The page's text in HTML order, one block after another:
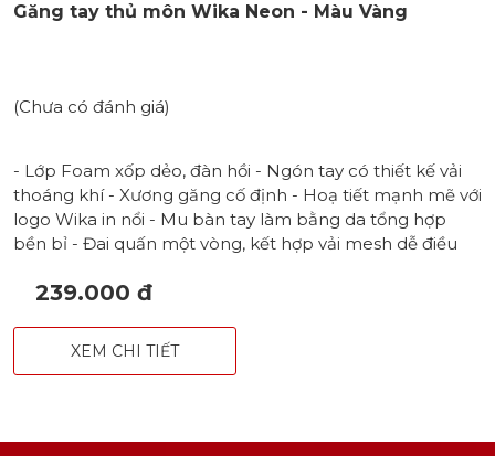
Găng tay thủ môn Wika Neon - Màu Vàng
(Chưa có đánh giá)
- Lớp Foam xốp dẻo, đàn hồi - Ngón tay có thiết kế vải
thoáng khí - Xương găng cố định - Hoạ tiết mạnh mẽ với
logo Wika in nổi - Mu bàn tay làm bằng da tổng hợp
bền bỉ - Đai quấn một vòng, kết hợp vải mesh dễ điều
- 9 - 10
239.000 đ
XEM CHI TIẾT